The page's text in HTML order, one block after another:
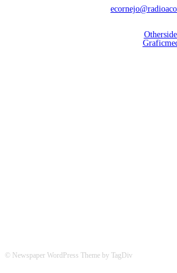
© Newspaper WordPress Theme by TagDiv